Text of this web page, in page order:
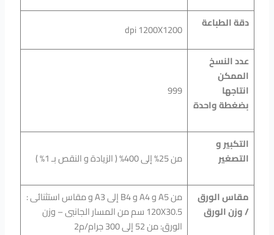
دقة الطباعة
dpi 1200X1200
عدد النسخ
الممكن
انتاجها
بضغطة واحدة
999
التكبير و
التصغير
من 25% إلى 400% ( الزيادة و النقص بـ 1% )
مقاس الورق
/ وزن الورق
من A5 و A4 و B4 إلى A3 و مقاس استثنائى :
120X30.5 سم من المسار الجانبى – وزن
الورق: من 52 إلى 300 جرام/م2